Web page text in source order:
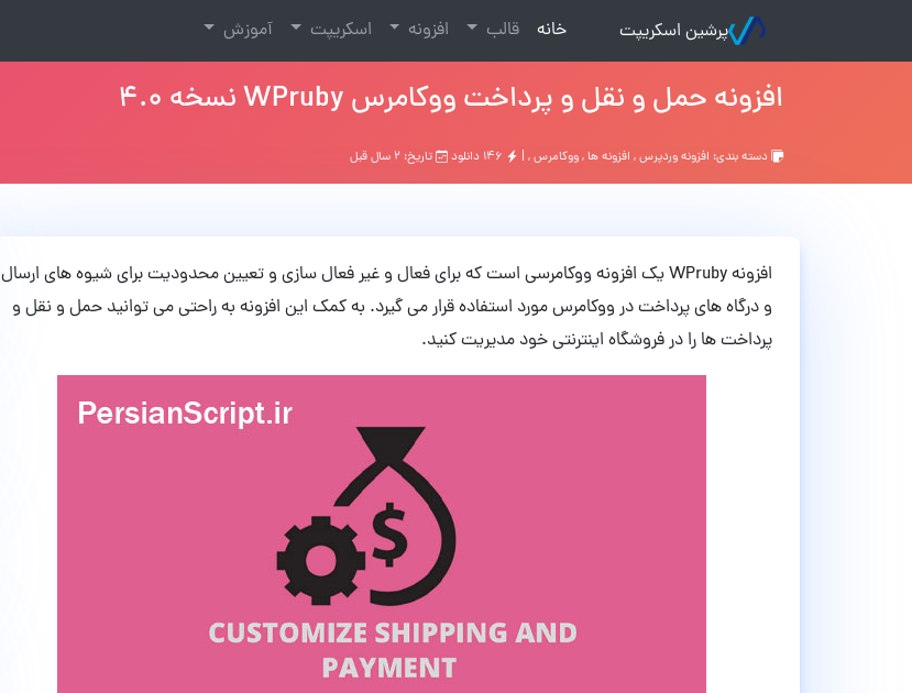
پرشین اسکریپت خانه
(current) قالب افزونه اسکریپت آموزش
افزونه حمل و نقل و پرداخت ووکامرس WPruby نسخه 4.0
دسته بندی: افزونه وردپرس, افزونه ها,ووکامرس, | تاریخ: ۲ سال قبل
افزونه WPruby یک افزونه ووکامرسی است که برای فعال و غیر فعال سازی و تعیین محدودیت برای شیوه های ارسال
و درگاه های پرداخت در ووکامرس مورد استفاده قرار می گیرد. به کمک این افزونه به راحتی می توانید حمل و نقل و
پرداخت ها را در فروشگاه اینترنتی خود مدیریت کنید.